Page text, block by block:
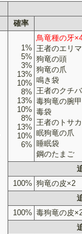
確率
1%
5%
3%
13%
10%
8%
13%
10%
8%
13%
10%
6%
鳥竜種の牙
王者のエリ
狗竜の頭
狗竜の爪
鳴き袋
王者のクチ
毒狗竜の腕甲
毒袋
王者のトサカ
眠狗竜の爪
睡眠袋
鋼のたまご
100% 狗竜の皮×2
100% 毒狗竜の皮